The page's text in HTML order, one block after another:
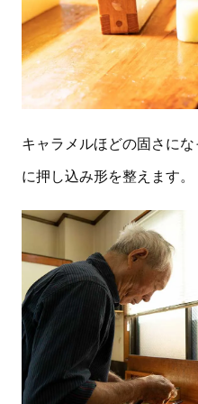
キャラメルほどの固さに
に押し込み形を整えます。